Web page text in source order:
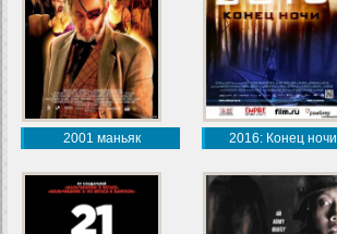
2001 маньяк 2016: Конец ночи